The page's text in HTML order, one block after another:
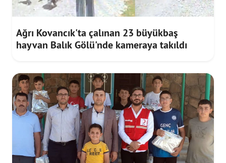
Ağrı Kovancık'ta çalınan 23 büyükbaş
hayvan Balık Gölü'nde kameraya takıldı